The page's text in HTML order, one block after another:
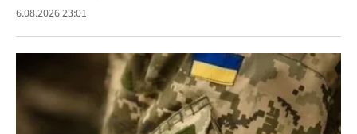
6.08.2026 23:01